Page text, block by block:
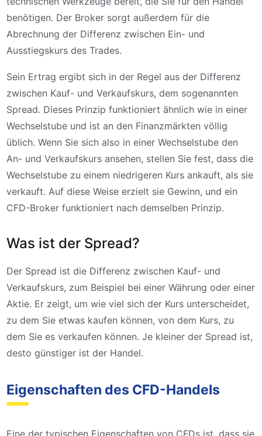
benötigen. Der Broker sorgt außerdem für die
Abrechnung der Differenz zwischen Ein- und
Ausstiegskurs des Trades.
Sein Ertrag ergibt sich in der Regel aus der Differenz
zwischen Kauf- und Verkaufskurs, dem sogenannten
Spread. Dieses Prinzip funktioniert ähnlich wie in einer
Wechselstube und ist an den Finanzmärkten völlig
üblich. Wenn Sie sich also in einer Wechselstube den
An- und Verkaufskurs ansehen, stellen Sie fest, dass die
Wechselstube zu einem niedrigeren Kurs ankauft, als sie
verkauft. Auf diese Weise erzielt sie Gewinn, und ein
CFD-Broker funktioniert nach demselben Prinzip.
Was ist der Spread?
Der Spread ist die Differenz zwischen Kauf- und
Verkaufskurs, zum Beispiel bei einer Währung oder einer
Aktie. Er zeigt, um wie viel sich der Kurs unterscheidet,
zu dem Sie etwas kaufen können, von dem Kurs, zu
dem Sie es verkaufen können. Je kleiner der Spread ist,
desto günstiger ist der Handel.
Eigenschaften des CFD-Handels